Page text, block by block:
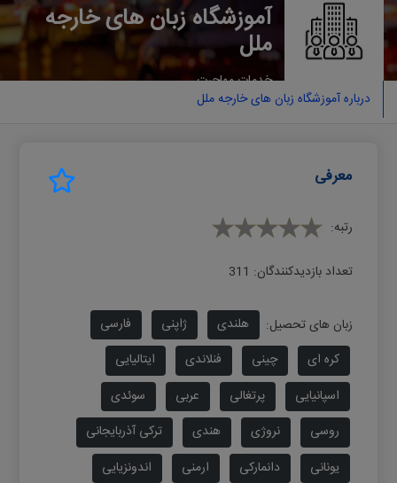
آموزشگاه زبان های خارجه
ملل
خدمات مهاجرت
درباره آموزشگاه زبان های خارجه ملل
معرفی
رتبه:
تعداد بازدیدکنندگان: 311
زبان های تحصیل: هلندی ژاپنی
فارسی
کره ای
چینی فنلاندی
ایتالیایی
اسپانیایی
پرتغالی عربی
سوئدی
روسی
نروژی هندی
ترکی آذربایجانی
یونانی
دانمارکی ارمنی
اندونزیایی